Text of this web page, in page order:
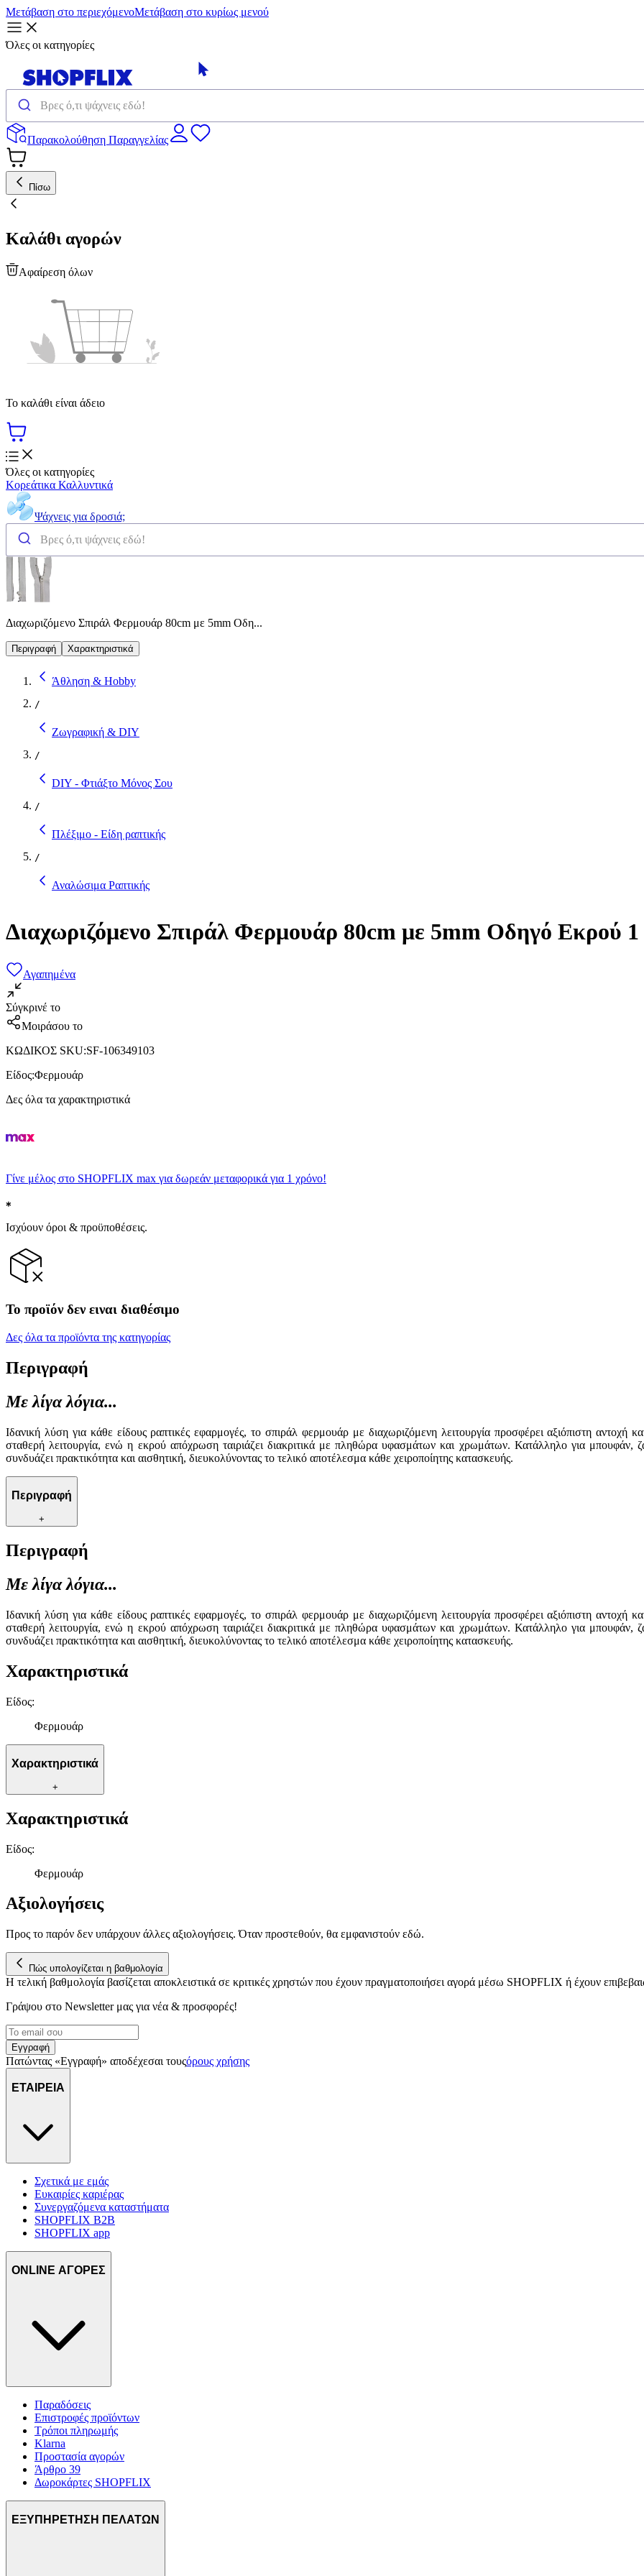
Μετάβαση στο περιεχόμενοΜετάβαση στο κυρίως μενού
Όλες οι κατηγορίες
Παρακολούθηση Παραγγελίας
Πίσω
Καλάθι αγορών
Αφαίρεση όλων
Το καλάθι είναι άδειο
Όλες οι κατηγορίες
Κορεάτικα Καλλυντικά
Ψάχνεις για δροσιά;
Διαχωριζόμενο Σπιράλ Φερμουάρ 80cm με 5mm Οδη...
Περιγραφή Χαρακτηριστικά
Άθληση & Hobby
/
Ζωγραφική & DIY
/
DIY - Φτιάξτο Μόνος Σου
/
Πλέξιμο - Είδη ραπτικής
/
Αναλώσιμα Ραπτικής
Διαχωριζόμενο Σπιράλ Φερμουάρ 80cm με 5mm Οδηγό Εκρού 1
Αγαπημένα
Σύγκρινέ το
Μοιράσου το
ΚΩΔΙΚΟΣ SKU:SF-106349103
Είδος:Φερμουάρ
Δες όλα τα χαρακτηριστικά
Γίνε μέλος στο SHOPFLIX max για δωρεάν μεταφορικά για 1 χρόνο!
Ισχύουν όροι & προϋποθέσεις.
Το προϊόν δεν ειναι διαθέσιμο
Δες όλα τα προϊόντα της κατηγορίας
Περιγραφή
Με λίγα λόγια...
Ιδανική λύση για κάθε είδους ραπτικές εφαρμογές, το σπιράλ φερμουάρ με διαχωριζόμενη λειτουργία προσφέρει αξιόπιστη
σταθερή λειτουργία, ενώ η εκρού απόχρωση ταιριάζει διακριτικά με πληθώρα υφασμάτων και χρωμάτων. Κατάλληλο για μπουφάν,
συνδυάζει πρακτικότητα και αισθητική, διευκολύνοντας το τελικό αποτέλεσμα κάθε χειροποίητης κατασκευής.
Περιγραφή
+
Περιγραφή
Με λίγα λόγια...
Ιδανική λύση για κάθε είδους ραπτικές εφαρμογές, το σπιράλ φερμουάρ με διαχωριζόμενη λειτουργία προσφέρει αξιόπιστη
σταθερή λειτουργία, ενώ η εκρού απόχρωση ταιριάζει διακριτικά με πληθώρα υφασμάτων και χρωμάτων. Κατάλληλο για μπουφάν,
συνδυάζει πρακτικότητα και αισθητική, διευκολύνοντας το τελικό αποτέλεσμα κάθε χειροποίητης κατασκευής.
Χαρακτηριστικά
Είδος:
Φερμουάρ
Χαρακτηριστικά
+
Χαρακτηριστικά
Είδος:
Φερμουάρ
Αξιολογήσεις
Προς το παρόν δεν υπάρχουν άλλες αξιολογήσεις. Όταν προστεθούν, θα εμφανιστούν εδώ.
Πώς υπολογίζεται η βαθμολογία
Η τελική βαθμολογία βασίζεται αποκλειστικά σε κριτικές χρηστών που έχουν πραγματοποιήσει αγορά μέσω SHOPFLIX ή έχουν
Γράψου στο Νewsletter μας για νέα & προσφορές!
Εγγραφή
Πατώντας «Εγγραφή» αποδέχεσαι τουςόρους χρήσης
ΕΤΑΙΡΕΙΑ
Σχετικά με εμάς
Ευκαιρίες καριέρας
Συνεργαζόμενα καταστήματα
SHOPFLIX B2B
SHOPFLIX app
ONLINE ΑΓΟΡΕΣ
Παραδόσεις
Επιστροφές προϊόντων
Τρόποι πληρωμής
Klarna
Προστασία αγορών
Άρθρο 39
Δωροκάρτες SHOPFLIX
ΕΞΥΠΗΡΕΤΗΣΗ ΠΕΛΑΤΩΝ